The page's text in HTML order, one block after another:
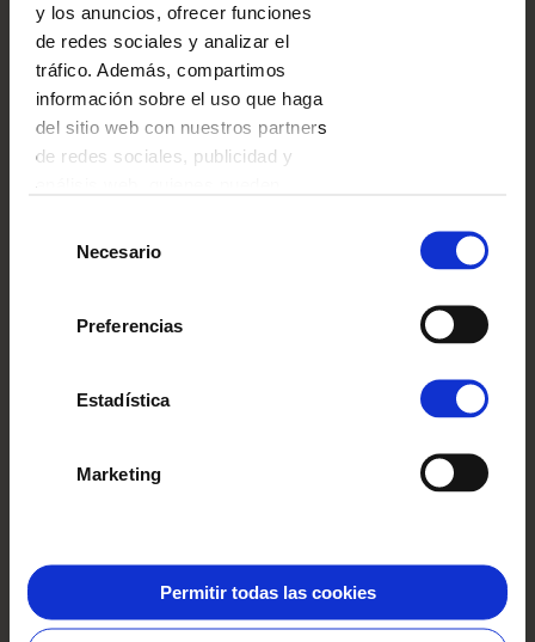
y los anuncios, ofrecer funciones
de redes sociales y analizar el
tráfico. Además, compartimos
información sobre el uso que haga
del sitio web con nuestros partners
de redes sociales, publicidad y
análisis web, quienes pueden
que les haya proporcionado o que
Necesario
Preferencias
Estadística
Marketing
Permitir todas las cookies